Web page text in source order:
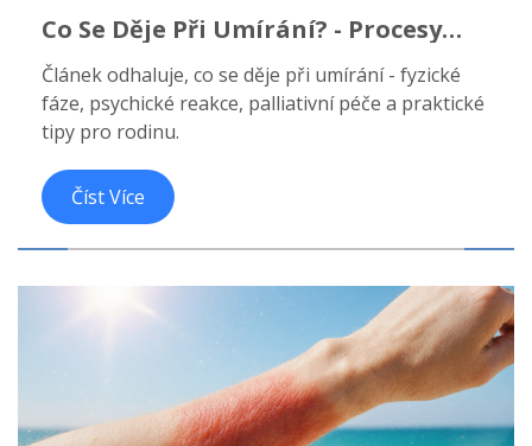
Co Se Děje Při Umírání? - Procesy
Článek odhaluje, co se děje při umírání - fyzické
fáze, psychické reakce, palliativní péče a praktické
tipy pro rodinu.
Číst Více